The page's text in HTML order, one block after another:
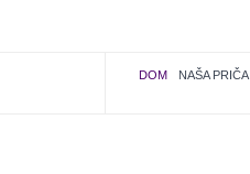
DOM NAŠA PRIČA